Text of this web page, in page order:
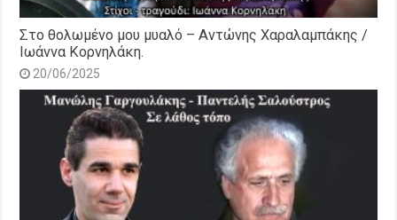
Στο θολωμένο μου μυαλό – Αντώνης Χαραλαμπάκης /
Ιωάννα Κορνηλάκη.
20/06/2025